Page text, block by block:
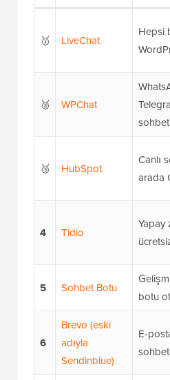
🥇 LiveChat
Hepsi
🥈 WPChat
sohbet
🥉 HubSpot
Canlı
arada
4 Tidio
Yapay
5 Sohbet Botu
botu
6
Brevo (eski
adıyla
Sendinblue)
E-
sohbet